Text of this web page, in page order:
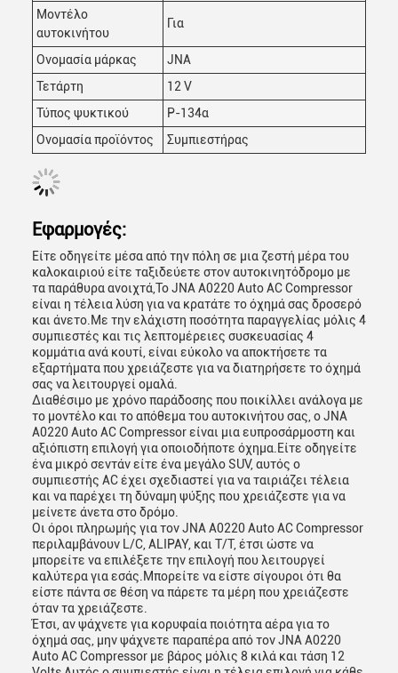
Μοντέλο
αυτοκινήτου
Για
Ονομασία μάρκας
JNA
Τετάρτη
12 V
Τύπος ψυκτικού
Ρ-134α
Ονομασία προϊόντος
Συμπιεστήρας
Εφαρμογές:
Είτε οδηγείτε μέσα από την πόλη σε μια ζεστή μέρα του
καλοκαιριού είτε ταξιδεύετε στον αυτοκινητόδρομο με
τα παράθυρα ανοιχτά,Το JNA A0220 Auto AC Compressor
είναι η τέλεια λύση για να κρατάτε το όχημά σας δροσερό
και άνετο.Με την ελάχιστη ποσότητα παραγγελίας μόλις 4
συμπιεστές και τις λεπτομέρειες συσκευασίας 4
κομμάτια ανά κουτί, είναι εύκολο να αποκτήσετε τα
εξαρτήματα που χρειάζεστε για να διατηρήσετε το όχημά
σας να λειτουργεί ομαλά.
Διαθέσιμο με χρόνο παράδοσης που ποικίλλει ανάλογα με
το μοντέλο και το απόθεμα του αυτοκινήτου σας, ο JNA
A0220 Auto AC Compressor είναι μια ευπροσάρμοστη και
αξιόπιστη επιλογή για οποιοδήποτε όχημα.Είτε οδηγείτε
ένα μικρό σεντάν είτε ένα μεγάλο SUV, αυτός ο
συμπιεστής AC έχει σχεδιαστεί για να ταιριάζει τέλεια
και να παρέχει τη δύναμη ψύξης που χρειάζεστε για να
μείνετε άνετα στο δρόμο.
Οι όροι πληρωμής για τον JNA A0220 Auto AC Compressor
περιλαμβάνουν L/C, ALIPAY, και T/T, έτσι ώστε να
μπορείτε να επιλέξετε την επιλογή που λειτουργεί
καλύτερα για εσάς.Μπορείτε να είστε σίγουροι ότι θα
είστε πάντα σε θέση να πάρετε τα μέρη που χρειάζεστε
όταν τα χρειάζεστε.
Έτσι, αν ψάχνετε για κορυφαία ποιότητα αέρα για το
όχημά σας, μην ψάχνετε παραπέρα από τον JNA A0220
Auto AC Compressor με βάρος μόλις 8 κιλά και τάση 12